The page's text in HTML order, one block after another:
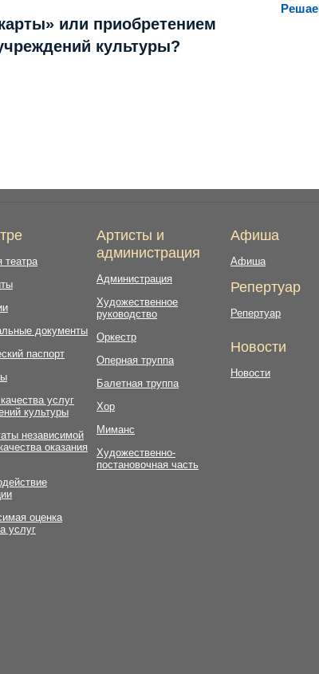
или приобретением
культуры?
театра
документы
паспорт
услуг
культуры
независимой
оказания
оценка
услуг
Артисты и
администрация
Администрация
Художественное
руководство
Оркестр
Оперная труппа
Балетная труппа
Хор
Миманс
Художественно-
постановочная часть
Афиша
Афиша
Репертуар
Репертуар
Новости
Новости